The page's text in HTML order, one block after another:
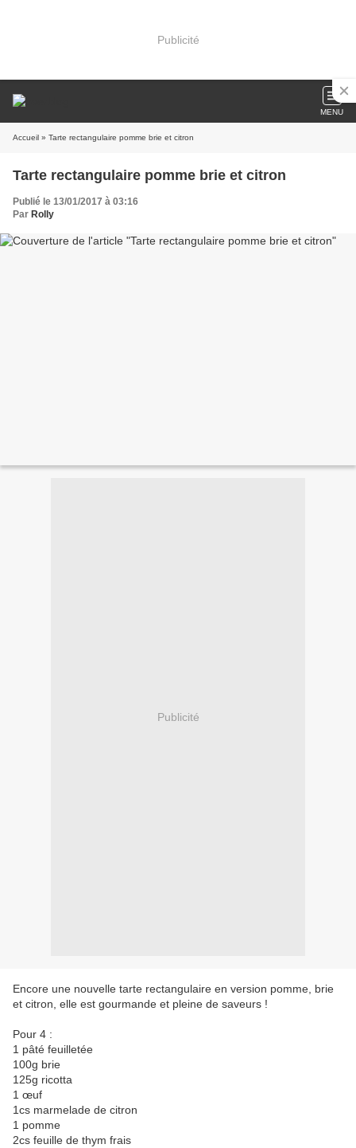
Publicité
MENU
Accueil » Tarte rectangulaire pomme brie et citron
Tarte rectangulaire pomme brie et citron
Publié le 13/01/2017 à 03:16
Par Rolly
Publicité
Encore une nouvelle tarte rectangulaire en version pomme, brie
et citron, elle est gourmande et pleine de saveurs !
Pour 4 :
1 pâté feuilletée
100g brie
125g ricotta
1 œuf
1cs marmelade de citron
1 pomme
2cs feuille de thym frais